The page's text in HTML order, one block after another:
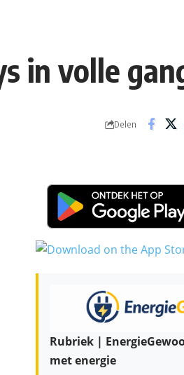
in volle
Delen
Rubriek |
met energie